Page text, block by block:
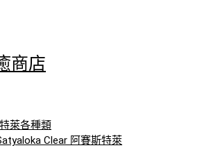
商店
萊各種類
Clear 阿賽斯特萊